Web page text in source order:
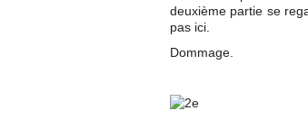
deuxième partie se
pas ici.
Dommage.